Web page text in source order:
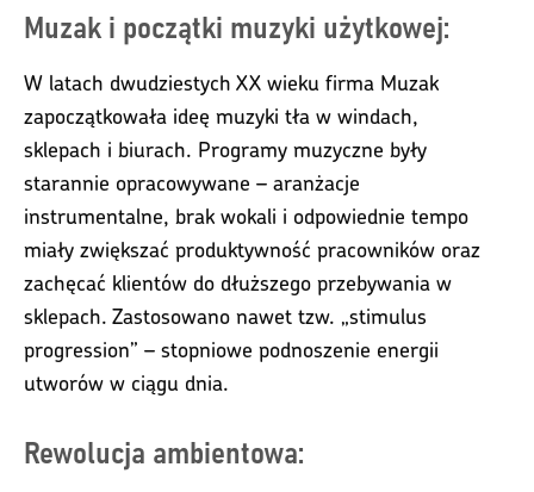
Muzak i początki muzyki użytkowej:
W latach dwudziestych XX wieku firma Muzak
zapoczątkowała ideę muzyki tła w windach,
sklepach i biurach. Programy muzyczne były
starannie opracowywane – aranżacje
instrumentalne, brak wokali i odpowiednie tempo
miały zwiększać produktywność pracowników oraz
zachęcać klientów do dłuższego przebywania w
sklepach. Zastosowano nawet tzw. „stimulus
progression” – stopniowe podnoszenie energii
utworów w ciągu dnia.
Rewolucja ambientowa: